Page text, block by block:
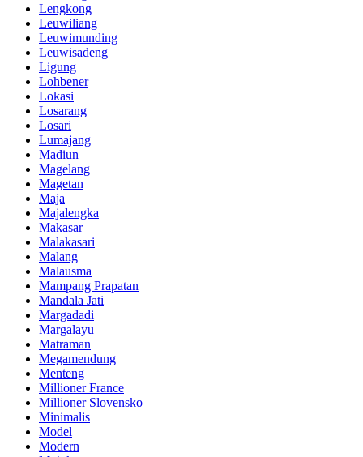
Lengkong
Leuwiliang
Leuwimunding
Leuwisadeng
Ligung
Lohbener
Lokasi
Losarang
Losari
Lumajang
Madiun
Magelang
Magetan
Maja
Majalengka
Makasar
Malakasari
Malang
Malausma
Mampang Prapatan
Mandala Jati
Margadadi
Margalayu
Matraman
Megamendung
Menteng
Millioner France
Millioner Slovensko
Minimalis
Model
Modern